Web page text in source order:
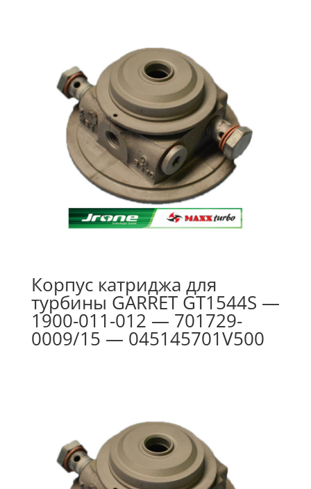
Корпус катриджа для
турбины GARRET GT1544S —
1900-011-012 — 701729-
0009/15 — 045145701V500